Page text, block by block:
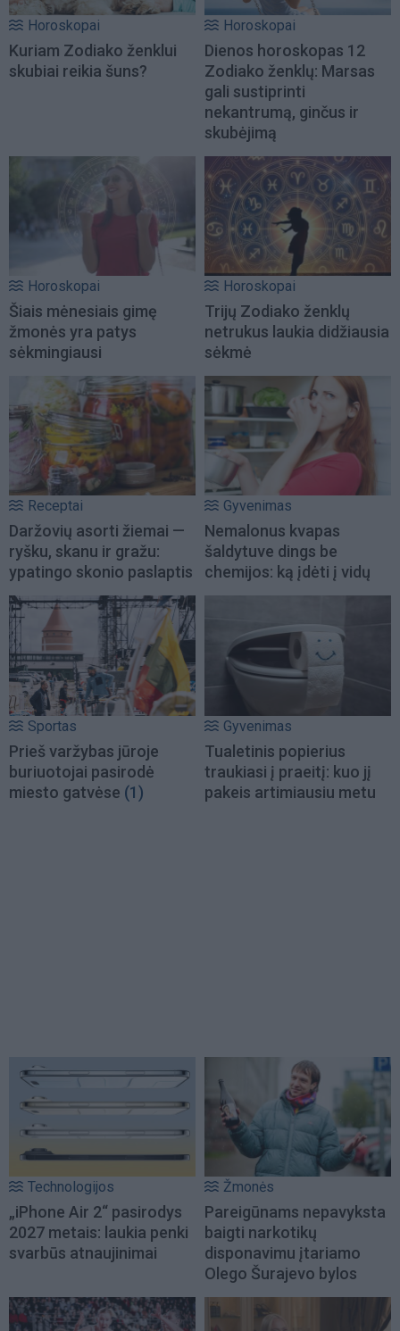
Horoskopai
Kuriam Zodiako ženklui
skubiai reikia šuns?
Horoskopai
Dienos horoskopas 12
Zodiako ženklų: Marsas
gali sustiprinti
nekantrumą, ginčus ir
skubėjimą
Horoskopai
Šiais mėnesiais gimę
žmonės yra patys
sėkmingiausi
Horoskopai
Trijų Zodiako ženklų
netrukus laukia didžiausia
sėkmė
Receptai
Daržovių asorti žiemai —
ryšku, skanu ir gražu:
ypatingo skonio paslaptis
Gyvenimas
Nemalonus kvapas
šaldytuve dings be
chemijos: ką įdėti į vidų
Sportas
Prieš varžybas jūroje
buriuotojai pasirodė
miesto gatvėse (1)
Gyvenimas
Tualetinis popierius
traukiasi į praeitį: kuo jį
pakeis artimiausiu metu
Technologijos
„iPhone Air 2“ pasirodys
2027 metais: laukia penki
svarbūs atnaujinimai
Žmonės
Pareigūnams nepavyksta
baigti narkotikų
disponavimu įtariamo
Olego Šurajevo bylos